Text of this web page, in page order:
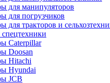
для манипуляторов
для погрузчиков
для тракторов и
Caterpillar
Doosan
Hitachi
Hyundai
JCB